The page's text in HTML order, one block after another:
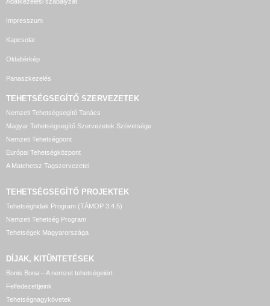
Impresszum
Kapcsolat
Oldaltérkép
Panaszkezelés
TEHETSÉGSEGÍTŐ SZERVEZETEK
Nemzeti Tehetségsegítő Tanács
Magyar Tehetségsegítő Szervezetek Szövetsége
Nemzeti Tehetségpont
Európai Tehetségközpont
A Matehetsz Tagszervezetei
TEHETSÉGSEGÍTŐ PROJEKTEK
Tehetséghidak Program (TÁMOP 3.4.5)
Nemzeti Tehetség Program
Tehetségek Magyarországa
DÍJAK, KITÜNTETÉSEK
Bonis Bona – A nemzet tehetségeiért
Felfedezettjeink
Tehetségnagykövetek